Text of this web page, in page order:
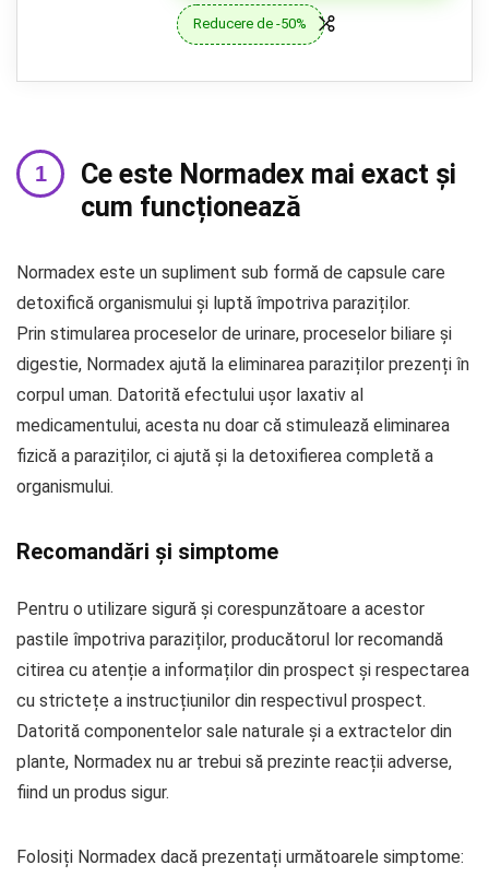
Reducere de -50%
Ce este Normadex mai exact și
cum funcționează
Normadex este un supliment sub formă de capsule care
detoxifică organismului și luptă împotriva paraziților.
Prin stimularea proceselor de urinare, proceselor biliare și
digestie, Normadex ajută la eliminarea paraziților prezenți în
corpul uman. Datorită efectului ușor laxativ al
medicamentului, acesta nu doar că stimulează eliminarea
fizică a paraziților, ci ajută și la detoxifierea completă a
organismului.
Recomandări și simptome
Pentru o utilizare sigură și corespunzătoare a acestor
pastile împotriva paraziților, producătorul lor recomandă
citirea cu atenție a informaților din prospect și respectarea
cu strictețe a instrucțiunilor din respectivul prospect.
Datorită componentelor sale naturale și a extractelor din
plante, Normadex nu ar trebui să prezinte reacții adverse,
fiind un produs sigur.
Folosiți Normadex dacă prezentați următoarele simptome: